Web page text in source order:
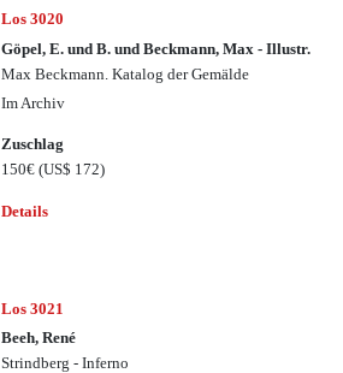
Los 3020
Göpel, E. und B. und Beckmann, Max - Illustr.
Max Beckmann. Katalog der Gemälde
Im Archiv
Zuschlag
150€(US$ 172)
Details
Los 3021
Beeh, René
Strindberg - Inferno